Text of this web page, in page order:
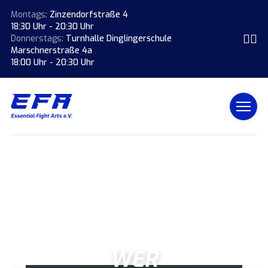
Montags: Zinzendorfstraße 4
18:30 Uhr - 20:30 Uhr
Donnerstags: Turnhalle Dinglingerschule
Marschnerstraße 4a
18:00 Uhr - 20:30 Uhr
WER